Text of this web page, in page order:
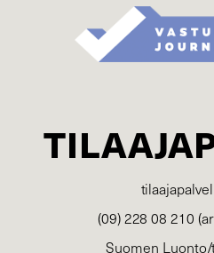
(09) 228 08 210
Suomen